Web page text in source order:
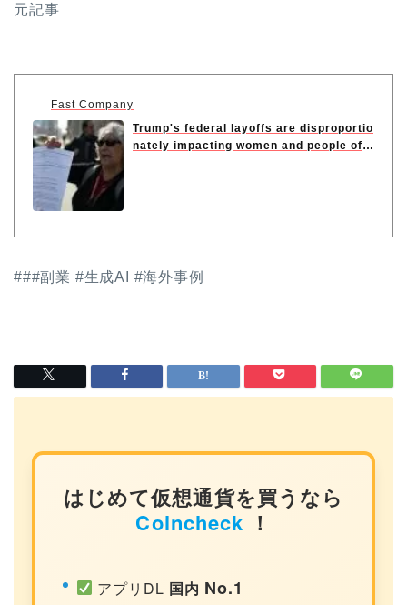
元記事
Fast Company
Trump's federal layoffs are disproportio
nately impacting women and people of
###副業 #生成AI #海外事例
はじめて仮想通貨を買うなら
Coincheck ！
アプリDL 国内 No.1